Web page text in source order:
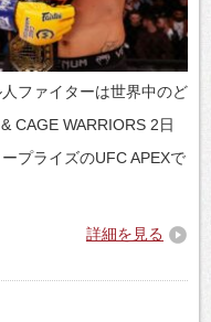
ファイターは世界中のど
CAGE WARRIORS 2日
プライズのUFC APEXで
詳細を見る